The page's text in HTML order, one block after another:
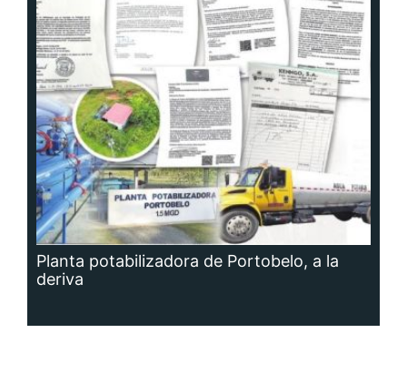
Planta potabilizadora de Portobelo, a la
deriva